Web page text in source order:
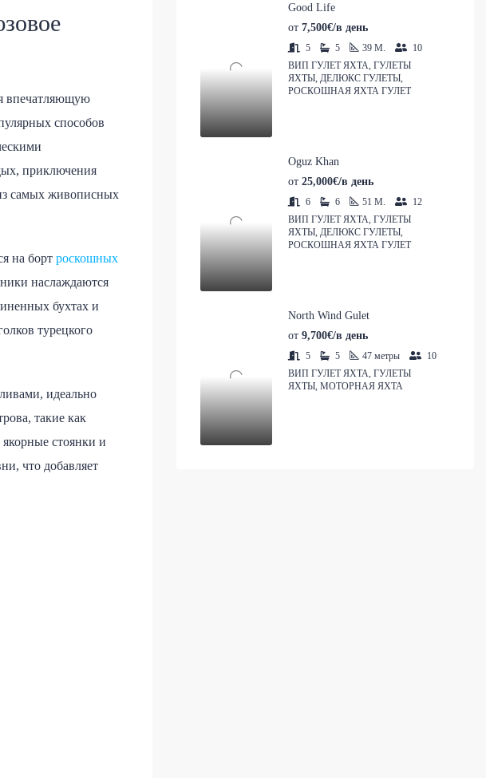
впечатляющую
способов
приключения
самых живописных
на борт роскошных
наслаждаются
бухтах и
турецкого
идеально
такие как
стоянки и
что добавляет
Good Life
от 7,500€/в день
5 5 39 M.
10
ВИП ГУЛЕТ ЯХТА, ГУЛЕТЫ
ЯХТЫ, ДЕЛЮКС ГУЛЕТЫ,
РОСКОШНАЯ ЯХТА ГУЛЕТ
Oguz Khan
от 25,000€/в день
6 6 51 M.
12
ВИП ГУЛЕТ ЯХТА, ГУЛЕТЫ
ЯХТЫ, ДЕЛЮКС ГУЛЕТЫ,
РОСКОШНАЯ ЯХТА ГУЛЕТ
North Wind Gulet
от 9,700€/в день
5 5 47 метры
10
ВИП ГУЛЕТ ЯХТА, ГУЛЕТЫ
ЯХТЫ, МОТОРНАЯ ЯХТА